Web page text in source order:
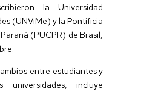
la Universidad
(UNViMe) y la Pontificia
(PUCPR) de Brasil,
entre estudiantes y
universidades, incluye